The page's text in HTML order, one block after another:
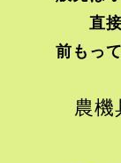
直
前もっ
農機